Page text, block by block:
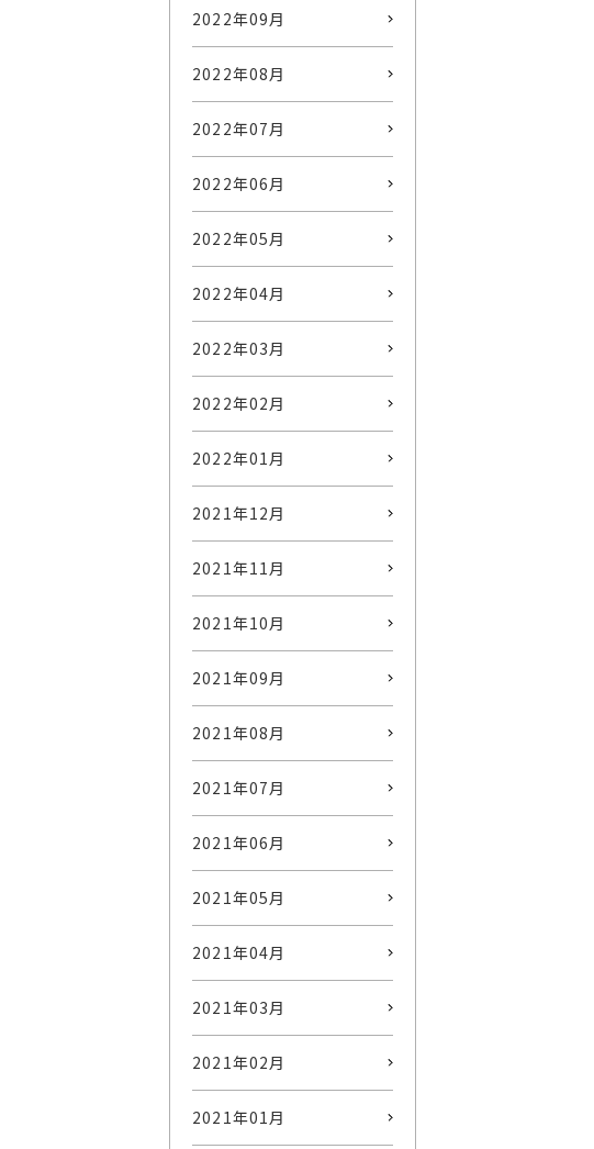
2022年09月
2022年08月
2022年07月
2022年06月
2022年05月
2022年04月
2022年03月
2022年02月
2022年01月
2021年12月
2021年11月
2021年10月
2021年09月
2021年08月
2021年07月
2021年06月
2021年05月
2021年04月
2021年03月
2021年02月
2021年01月